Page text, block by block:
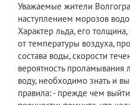
Уважаемые жители
наступлением морозов
Характер льда, его
от температуры воздуха,
состава воды, скорости
вероятность
воду, необходимо знать и
правила: - прежде чем